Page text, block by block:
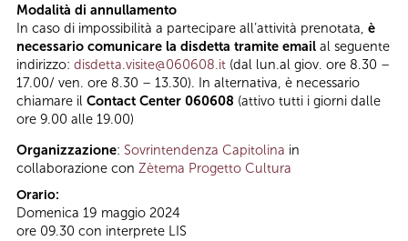
Modalità di annullamento
In caso di impossibilità a partecipare all’attività prenotata, è
necessario comunicare la disdetta tramite email al seguente
indirizzo: disdetta.visite@060608.it (dal lun.al giov. ore 8.30 –
17.00/ ven. ore 8.30 – 13.30). In alternativa, è necessario
chiamare il Contact Center 060608 (attivo tutti i giorni dalle
ore 9.00 alle 19.00)
Organizzazione: Sovrintendenza Capitolina in
collaborazione con Zètema Progetto Cultura
Orario:
Domenica 19 maggio 2024
ore 09.30 con interprete LIS